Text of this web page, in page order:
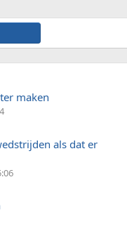
maken
als dat er